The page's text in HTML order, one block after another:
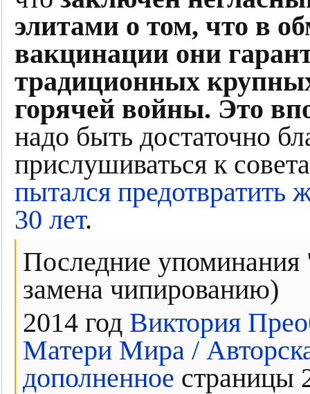
элитами о том, что в
вакцинации они
традиционных
горячей войны. Это
надо быть достаточно
прислушиваться к
пытался
30 лет.
Последние упоминания
замена чипированию)
2014 год Виктория
Матери Мира /
дополненное страницы